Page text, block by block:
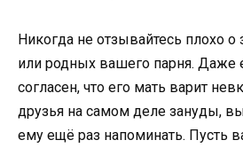
Никогда не отзывайтесь плохо
или родных вашего парня.
согласен, что его мать варит
друзья на самом деле зануды,
ему ещё раз напоминать. Пусть